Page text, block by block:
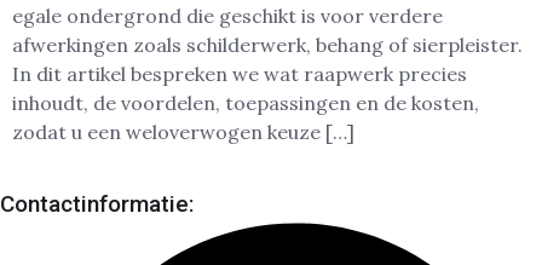
egale ondergrond die geschikt is voor verdere
afwerkingen zoals schilderwerk, behang of sierpleister.
In dit artikel bespreken we wat raapwerk precies
inhoudt, de voordelen, toepassingen en de kosten,
zodat u een weloverwogen keuze […]
Contactinformatie: